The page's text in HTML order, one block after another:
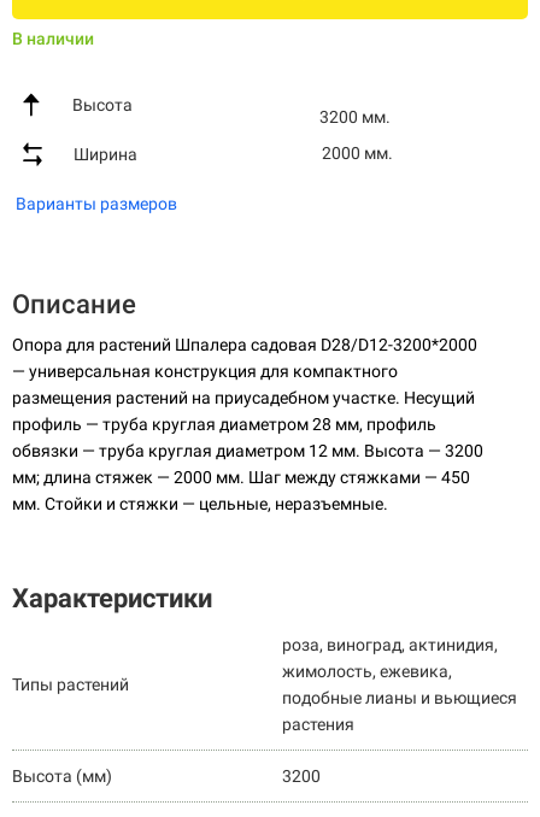
В наличии
Высота
3200 мм.
Ширина
2000 мм.
Варианты размеров
Описание
Опора для растений Шпалера садовая D28/D12-3200*2000
— универсальная конструкция для компактного
размещения растений на приусадебном участке. Несущий
профиль — труба круглая диаметром 28 мм, профиль
обвязки — труба круглая диаметром 12 мм. Высота — 3200
мм; длина стяжек — 2000 мм. Шаг между стяжками — 450
мм. Стойки и стяжки — цельные, неразъемные.
Характеристики
Типы растений
роза, виноград, актинидия,
жимолость, ежевика,
подобные лианы и вьющиеся
растения
Высота (мм) 3200